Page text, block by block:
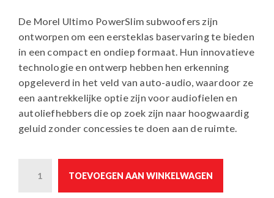
De Morel Ultimo PowerSlim subwoofers zijn
ontworpen om een eersteklas baservaring te bieden
in een compact en ondiep formaat. Hun innovatieve
technologie en ontwerp hebben hen erkenning
opgeleverd in het veld van auto-audio, waardoor ze
een aantrekkelijke optie zijn voor audiofielen en
autoliefhebbers die op zoek zijn naar hoogwaardig
geluid zonder concessies te doen aan de ruimte.
TOEVOEGEN AAN WINKELWAGEN